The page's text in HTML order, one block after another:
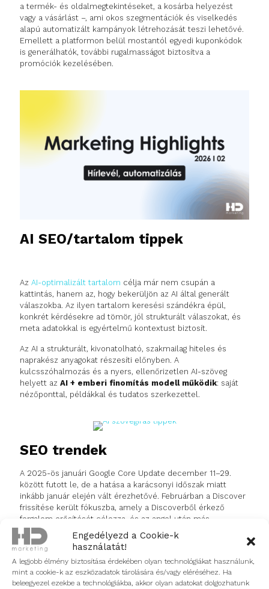
Engedélyezd a Cookie-k
használatát!
A legjobb élmény biztosítása érdekében olyan technológiákat használunk,
mint a cookie-k az eszközadatok tárolására és/vagy eléréséhez. Ha
beleegyezel ezekbe a technológiákba, akkor olyan adatokat dolgozhatunk
a termék- és oldalmegtekintéseket, a kosárba helyezést
vagy a vásárlást –, ami okos szegmentációk és viselkedés
alapú automatizált kampányok létrehozását teszi lehetővé.
Emellett a platformon belül mostantól egyedi kuponkódok
is generálhatók, további rugalmasságot biztosítva a
promóciók kezelésében.
AI SEO/tartalom tippek
Az AI-optimalizált tartalom célja már nem csupán a
kattintás, hanem az, hogy bekerüljön az AI által generált
válaszokba. Az ilyen tartalom keresési szándékra épül,
konkrét kérdésekre ad tömör, jól strukturált válaszokat, és
meta adatokkal is egyértelmű kontextust biztosít.
Az AI a strukturált, kivonatolható, szakmailag hiteles és
naprakész anyagokat részesíti előnyben. A
kulcsszóhalmozás és a nyers, ellenőrizetlen AI-szöveg
helyett az AI + emberi finomítás modell működik: saját
nézőponttal, példákkal és tudatos szerkezettel.
SEO trendek
A 2025-ös januári Google Core Update december 11–29.
között futott le, de a hatása a karácsonyi időszak miatt
inkább január elején vált érezhetővé. Februárban a Discover
frissítése került fókuszba, amely a Discoverből érkező
forgalom erősítését célozza, és az angol után más
nyelveken is fokozatosan bevezetésre kerül.
Közben az AI-alapú áttekintések
csökkentette az átkattintási arányt (28%-ról 19%-ra), ezért a
Google a linkek hangsúlyosabb megjelenítését ígérte az AI-
módban. A gyakorlatban ez több látható linket, ikont és